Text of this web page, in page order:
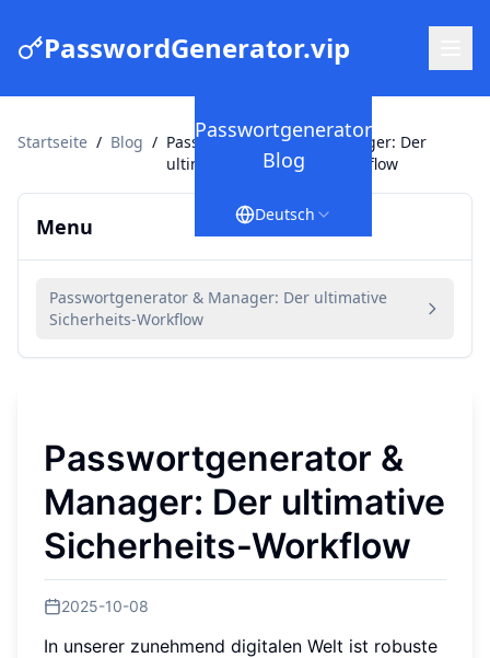
PasswordGenerator.vip
Passwortgenerator
Blog
Deutsch
Startseite / Blog / Passwortgenerator & Manager: Der
ultimative Sicherheits-Workflow
Menu
Passwortgenerator & Manager: Der ultimative
Sicherheits-Workflow
Passwortgenerator &
Manager: Der ultimative
Sicherheits-Workflow
2025-10-08
In unserer zunehmend digitalen Welt ist robuste